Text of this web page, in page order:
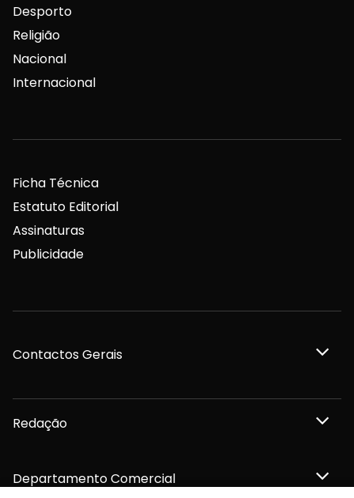
Desporto
Religião
Nacional
Internacional
Ficha Técnica
Estatuto Editorial
Assinaturas
Publicidade
Contactos Gerais
Redação
Departamento Comercial